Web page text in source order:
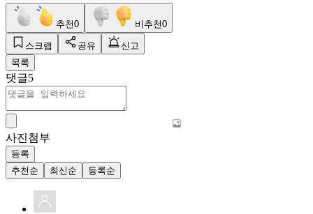
추천0 비추천0
스크랩 공유
신고
목록
댓글5
사진첨부
등록
추천순
최신순 등록순